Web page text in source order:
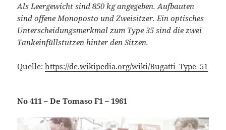
Als Leergewicht sind 850 kg angegeben. Aufbauten
sind offene Monoposto und Zweisitzer. Ein optisches
Unterscheidungsmerkmal zum Type 35 sind die zwei
Tankeinfüllstutzen hinter den Sitzen.
Quelle:https://de.wikipedia.org/wiki/Bugatti_Type_51
No 411 – De Tomaso F1 – 1961